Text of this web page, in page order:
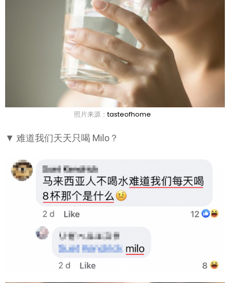
照片来源：tasteofhome
▼ 难道我们天天只喝 Milo？